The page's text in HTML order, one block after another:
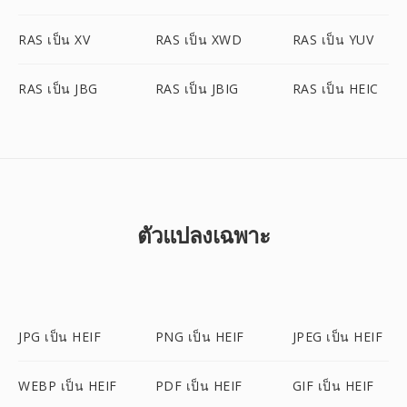
RAS เป็น XV RAS เป็น XWD RAS เป็น YUV
RAS เป็น JBG RAS เป็น JBIG RAS เป็น HEIC
ตัวแปลงเฉพาะ
JPG เป็น HEIF PNG เป็น HEIF JPEG เป็น HEIF
WEBP เป็น HEIF PDF เป็น HEIF GIF เป็น HEIF